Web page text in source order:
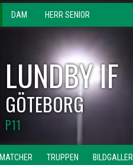
DAM HERR SENIOR
LUNDBY IF
GÖTEBORG
P11
MATCHER TRUPPEN BILDGALLERI